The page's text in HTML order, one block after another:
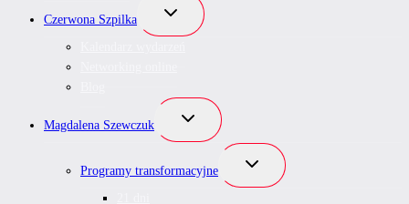
Czerwona Szpilka
Przełącz
podrzędne
Magdalena Szewczuk
Przełącz
podrzędne
Programy transformacyjne
Przełącz
podrzędne